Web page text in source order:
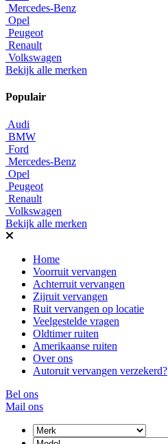
Mercedes-Benz
Opel
Peugeot
Renault
Volkswagen
Bekijk alle merken
Populair
Audi
BMW
Ford
Mercedes-Benz
Opel
Peugeot
Renault
Volkswagen
Bekijk alle merken
Home
Voorruit vervangen
Achterruit vervangen
Zijruit vervangen
Ruit vervangen op locatie
Veelgestelde vragen
Oldtimer ruiten
Amerikaanse ruiten
Over ons
Autoruit vervangen verzekerd?
Bel ons
Mail ons